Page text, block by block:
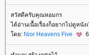
สวัสดีครับคุณหอมกร
ได้อ่านเนื้อเรื่องก็อยากไปดูหนัง
ดย: Nior Heavens Five